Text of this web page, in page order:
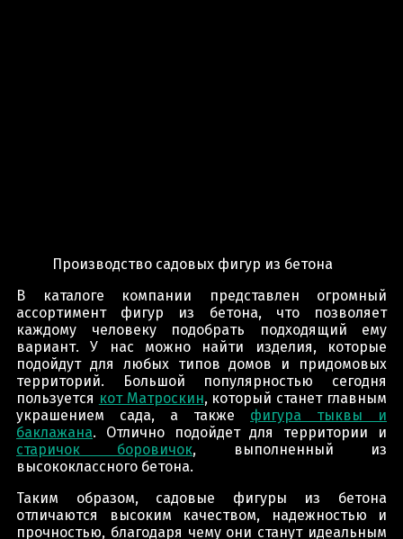
Производство садовых фигур из бетона
В каталоге компании представлен огромный
ассортимент фигур из бетона, что позволяет
каждому человеку подобрать подходящий ему
вариант. У нас можно найти изделия, которые
подойдут для любых типов домов и придомовых
территорий. Большой популярностью сегодня
пользуется кот Матроскин, который станет главным
украшением сада, а также фигура тыквы и
баклажана. Отлично подойдет для территории и
старичок боровичок, выполненный из
высококлассного бетона.
Таким образом, садовые фигуры из бетона
отличаются высоким качеством, надежностью и
прочностью, благодаря чему они станут идеальным